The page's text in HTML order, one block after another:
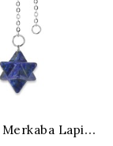
P
endule Merkaba Lapis-lazuli